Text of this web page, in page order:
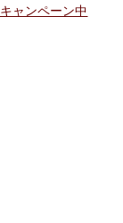
ャンペーン中